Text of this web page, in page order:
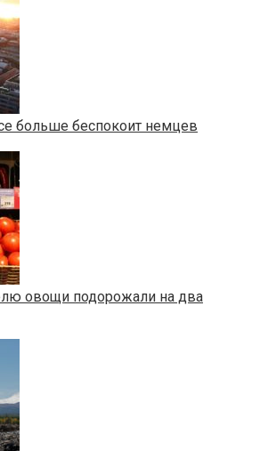
больше беспокоит немцев
овощи подорожали на два